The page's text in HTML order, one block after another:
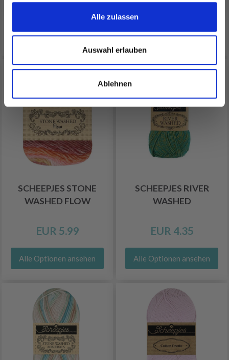
Alle zulassen
Auswahl erlauben
Ablehnen
EUR 23.85
Alle Optionen ansehen
EUR 4.70
Alle Optionen ansehen
SCHEEPJES STONE
WASHED FLOW
EUR 5.99
Alle Optionen ansehen
SCHEEPJES RIVER
WASHED
EUR 4.35
Alle Optionen ansehen